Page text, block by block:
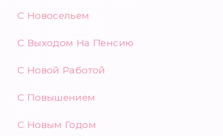
С Новосельем
С Выходом На Пенсию
С Новой Работой
С Повышением
С Новым Годом